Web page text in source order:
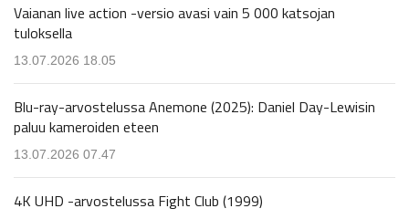
Vaianan live action -versio avasi vain 5 000 katsojan
tuloksella
13.07.2026 18.05
Blu-ray-arvostelussa Anemone (2025): Daniel Day-Lewisin
paluu kameroiden eteen
13.07.2026 07.47
4K UHD -arvostelussa Fight Club (1999)